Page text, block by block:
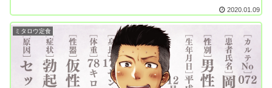
2020.01.09
ミタロウ定食